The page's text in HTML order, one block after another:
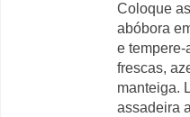
Coloque
abóbora
e tempere-
frescas,
manteiga.
assadeira